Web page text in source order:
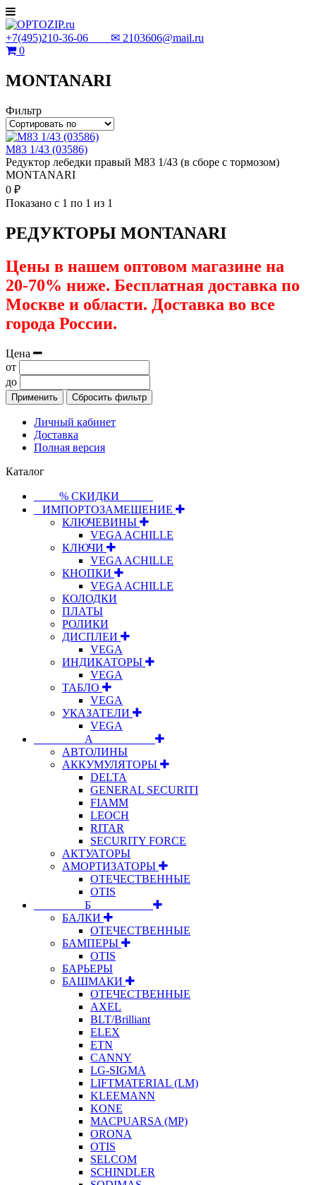
+7(495)210-36-06 ✉ 2103606@mail.ru
0
MONTANARI
Фильтр
М83 1/43 (03586)
Редуктор лебедки правый М83 1/43 (в сборе с тормозом)
MONTANARI
0 ₽
Показано с 1 по 1 из 1
РЕДУКТОРЫ MONTANARI
Цены в нашем оптовом магазине на
20-70% ниже. Бесплатная доставка по
Москве и области. Доставка во все
города России.
Цена
от
до
Применить Сбросить фильтр
Личный кабинет
Доставка
Полная версия
Каталог
⠀⠀⠀% СКИДКИ⠀⠀⠀⠀
⠀ИМПОРТОЗАМЕЩЕНИЕ
КЛЮЧЕВИНЫ
VEGA ACHILLE
КЛЮЧИ
VEGA ACHILLE
КНОПКИ
VEGA ACHILLE
КОЛОДКИ
ПЛАТЫ
РОЛИКИ
ДИСПЛЕИ
VEGA
ИНДИКАТОРЫ
VEGA
ТАБЛО
VEGA
УКАЗАТЕЛИ
VEGA
⠀⠀⠀⠀⠀⠀А⠀⠀⠀⠀⠀⠀⠀
АВТОЛИНЫ
АККУМУЛЯТОРЫ
DELTA
GENERAL SECURITI
FIAMM
LEOCH
RITAR
SECURITY FORCE
АКТУАТОРЫ
АМОРТИЗАТОРЫ
ОТЕЧЕСТВЕННЫЕ
OTIS
⠀⠀⠀⠀⠀⠀Б⠀⠀⠀⠀⠀⠀⠀
БАЛКИ
ОТЕЧЕСТВЕННЫЕ
БАМПЕРЫ
OTIS
БАРЬЕРЫ
БАШМАКИ
ОТЕЧЕСТВЕННЫЕ
AXEL
BLT/Brilliant
ELEX
ETN
CANNY
LG-SIGMA
LIFTMATERIAL (LM)
KLEEMANN
KONE
MACPUARSA (MP)
ORONA
OTIS
SELCOM
SCHINDLER